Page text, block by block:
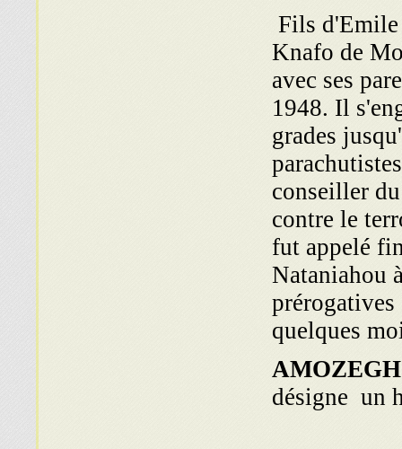
Fils d'Emile
Knafo de
avec ses
1948. Il
grades
conseiller
contre le
fut appelé
Nataniahou
quelques
AMOZEGH
désigne un